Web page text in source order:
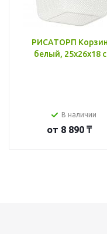
РИСАТОРП
белый, 25x26x18
В наличии
от 8 890 ₸